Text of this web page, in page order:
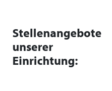
Stellenangebote
unserer
Einrichtung: